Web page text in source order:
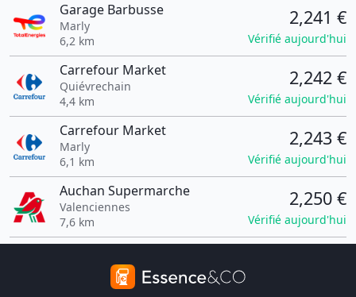
Garage Barbusse
Marly
6,2 km
2,241 €
Vérifié aujourd'hui
Carrefour Market
Quiévrechain
4,4 km
2,242 €
Vérifié aujourd'hui
Carrefour Market
Marly
6,1 km
2,243 €
Vérifié aujourd'hui
Auchan Supermarche
Valenciennes
7,6 km
2,250 €
Vérifié aujourd'hui